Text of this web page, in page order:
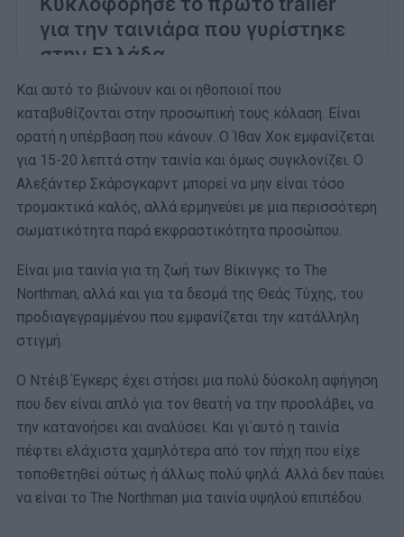
Και αυτό το βιώνουν και οι ηθοποιοί που
καταβυθίζονται στην προσωπική τους κόλαση. Είναι
ορατή η υπέρβαση που κάνουν. Ο Ίθαν Χοκ εμφανίζεται
για 15-20 λεπτά στην ταινία και όμως συγκλονίζει. Ο
Αλεξάντερ Σκάρσγκαρντ μπορεί να μην είναι τόσο
τρομακτικά καλός, αλλά ερμηνεύει με μια περισσότερη
σωματικότητα παρά εκφραστικότητα προσώπου.
Είναι μια ταινία για τη ζωή των Βίκινγκς το The
Northman, αλλά και για τα δεσμά της Θεάς Τύχης, του
προδιαγεγραμμένου που εμφανίζεται την κατάλληλη
στιγμή.
Ο Ντέιβ Έγκερς έχει στήσει μια πολύ δύσκολη αφήγηση
που δεν είναι απλό για τον θεατή να την προσλάβει, να
την κατανοήσει και αναλύσει. Και γι΄αυτό η ταινία
πέφτει ελάχιστα χαμηλότερα από τον πήχη που είχε
τοποθετηθεί ούτως ή άλλως πολύ ψηλά. Αλλά δεν παύει
να είναι το The Northman μια ταινία υψηλού επιπέδου.